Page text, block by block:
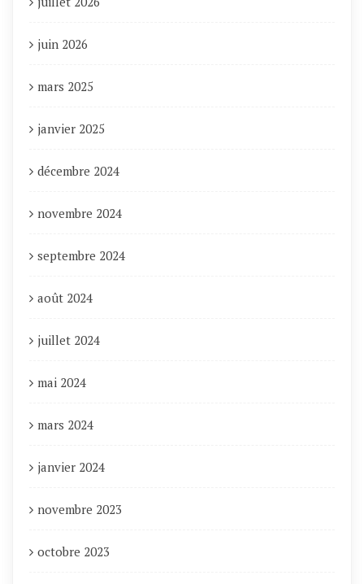
juin 2026
mars 2025
janvier 2025
décembre 2024
novembre 2024
septembre 2024
août 2024
juillet 2024
mai 2024
mars 2024
janvier 2024
novembre 2023
octobre 2023